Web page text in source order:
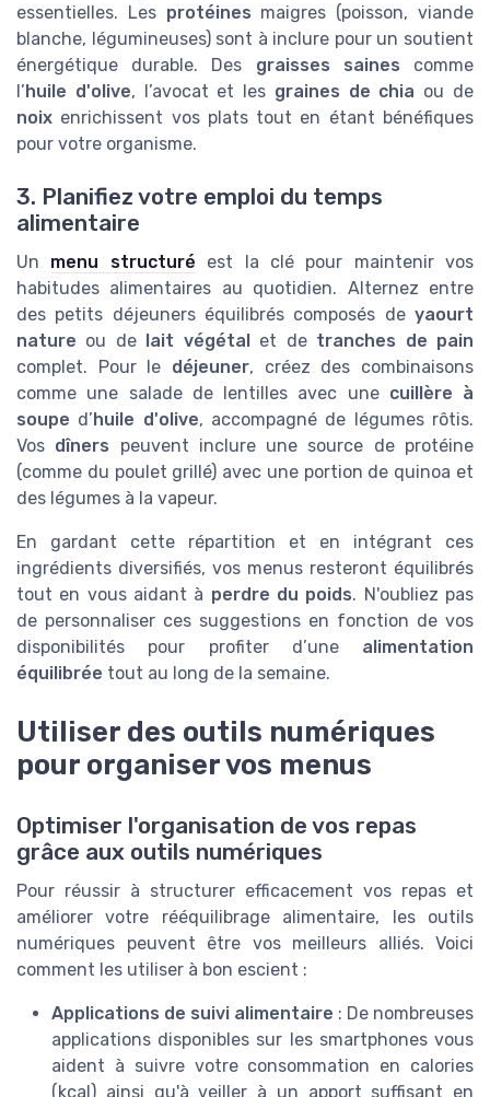
essentielles. Les protéines maigres (poisson, viande
blanche, légumineuses) sont à inclure pour un soutient
énergétique durable. Des graisses saines comme
l’huile d'olive, l’avocat et les graines de chia ou de
noix enrichissent vos plats tout en étant bénéfiques
pour votre organisme.
3. Planifiez votre emploi du temps
alimentaire
Un menu structuré est la clé pour maintenir vos
habitudes alimentaires au quotidien. Alternez entre
des petits déjeuners équilibrés composés de yaourt
nature ou de lait végétalet de tranches de pain
complet. Pour le déjeuner, créez des combinaisons
comme une salade de lentilles avec une cuillère à
soupe d’huile d'olive, accompagné de légumes rôtis.
Vos dîners peuvent inclure une source de protéine
(comme du poulet grillé) avec une portion de quinoa et
des légumes à la vapeur.
En gardant cette répartition et en intégrant ces
ingrédients diversifiés, vos menus resteront équilibrés
tout en vous aidant à perdre du poids. N'oubliez pas
de personnaliser ces suggestions en fonction de vos
disponibilités pour profiter d’une alimentation
équilibrée tout au long de la semaine.
Utiliser des outils numériques
pour organiser vos menus
Optimiser l'organisation de vos repas
grâce aux outils numériques
Pour réussir à structurer efficacement vos repas et
améliorer votre rééquilibrage alimentaire, les outils
numériques peuvent être vos meilleurs alliés. Voici
comment les utiliser à bon escient :
Applications de suivi alimentaire : De nombreuses
applications disponibles sur les smartphones vous
aident à suivre votre consommation en calories
(kcal) ainsi qu'à veiller à un apport suffisant en